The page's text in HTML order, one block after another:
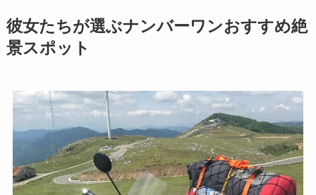
彼女たちが選ぶナンバーワンおすすめ絶
景スポット